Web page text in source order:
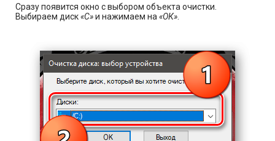
Сразу появится окно с выбором объекта очистки.
Выбираем диск«С»и нажимаем на «ОК»